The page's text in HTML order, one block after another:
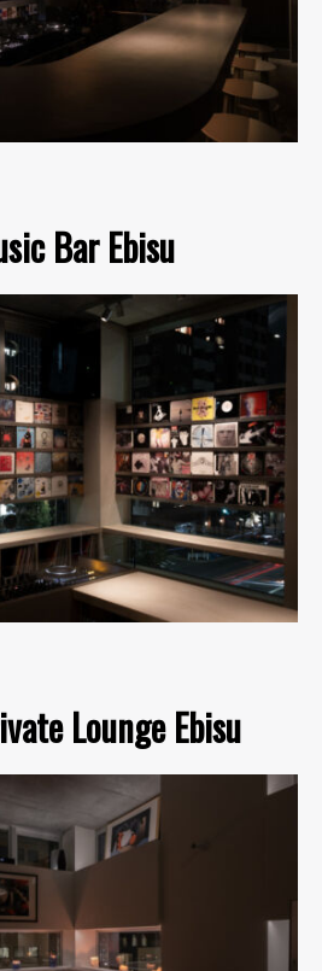
Bar Ebisu
Lounge Ebisu